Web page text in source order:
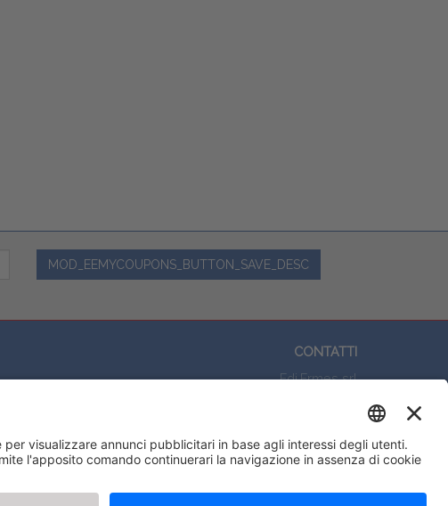
MOD_EEMYCOUPONS_BUTTON_SAVE_DESC
CONTATTI
Edi.Ermes srl
E-mail: eeinfo@eenet.it
Partita IVA e Codice Fiscale: 02254790153
ORARI